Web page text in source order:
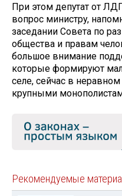
При этом депутат от
вопрос министру,
заседании Совета по
общества и правам
большое внимание
которые формируют
селе, сейчас в
крупными
Рекомендуемые